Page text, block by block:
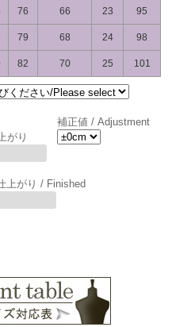
76 66 23
95
79 68 24
98
82 70 25 101
がり
補正値 / Adjustment
上がり / Finished